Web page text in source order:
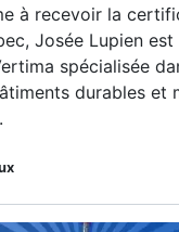
à recevoir la
Josée Lupien
spécialisée
durables et